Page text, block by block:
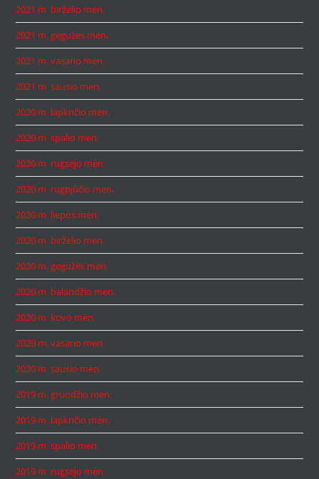
2021 m. birželio mėn.
2021 m. gegužės mėn.
2021 m. vasario mėn.
2021 m. sausio mėn.
2020 m. lapkričio mėn.
2020 m. spalio mėn.
2020 m. rugsėjo mėn.
2020 m. rugpjūčio mėn.
2020 m. liepos mėn.
2020 m. birželio mėn.
2020 m. gegužės mėn.
2020 m. balandžio mėn.
2020 m. kovo mėn.
2020 m. vasario mėn.
2020 m. sausio mėn.
2019 m. gruodžio mėn.
2019 m. lapkričio mėn.
2019 m. spalio mėn.
2019 m. rugsėjo mėn.